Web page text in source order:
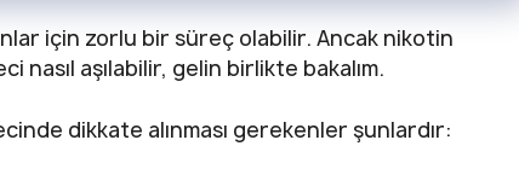
için zorlu bir süreç olabilir. Ancak nikotin
nasıl aşılabilir, gelin birlikte bakalım.
dikkate alınması gerekenler şunlardır: